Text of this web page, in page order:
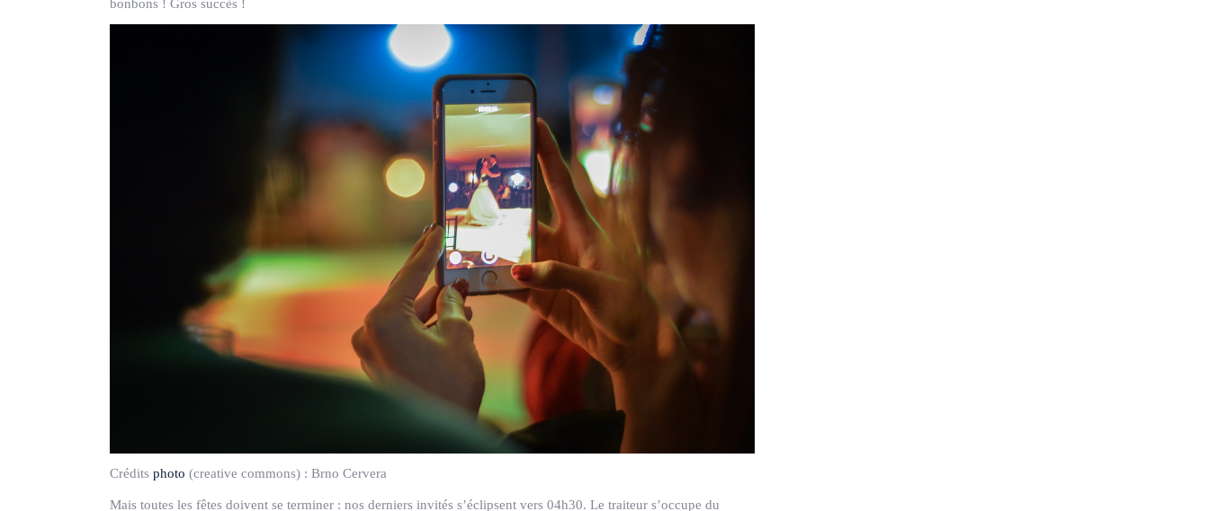
bonbons ! Gros succès !
Crédits photo (creative commons) : Brno Cervera
Mais toutes les fêtes doivent se terminer : nos derniers invités s’éclipsent vers 04h30. Le traiteur s’occupe du